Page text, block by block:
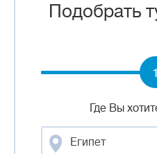
Подобрать
Где Вы
Египет
1